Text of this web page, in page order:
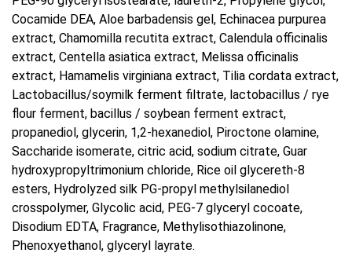
Cocamide DEA, Aloe barbadensis gel, Echinacea purpurea
extract, Chamomilla recutita extract, Calendula officinalis
extract, Centella asiatica extract, Melissa officinalis
extract, Hamamelis virginiana extract, Tilia cordata extract,
Lactobacillus/soymilk ferment filtrate, lactobacillus / rye
flour ferment, bacillus / soybean ferment extract,
propanediol, glycerin, 1,2-hexanediol, Piroctone olamine,
Saccharide isomerate, citric acid, sodium citrate, Guar
hydroxypropyltrimonium chloride, Rice oil glycereth-8
esters, Hydrolyzed silk PG-propyl methylsilanediol
crosspolymer, Glycolic acid, PEG-7 glyceryl cocoate,
Disodium EDTA, Fragrance, Methylisothiazolinone,
Phenoxyethanol, glyceryl layrate.